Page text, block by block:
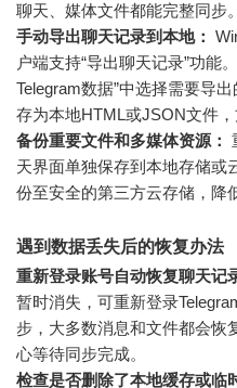
聊天、媒体文件都能完整同步。
手动导出聊天记录到本地：
户端支持“导出聊天记录”功能
Telegram数据”中选择需要导
存为本地HTML或JSON文件，
备份重要文件和多媒体资源：
天界面单独保存到本地存储或
份至安全的第三方云存储，降
遇到数据丢失后的恢复办法
重新登录账号自动恢复聊天记
暂时消失，可重新登录
步，大多数消息和文件都会恢
心等待同步完成。
检查是否删除了本地缓存或临